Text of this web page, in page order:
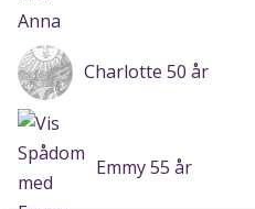
Charlotte 50 år
Emmy 55 år